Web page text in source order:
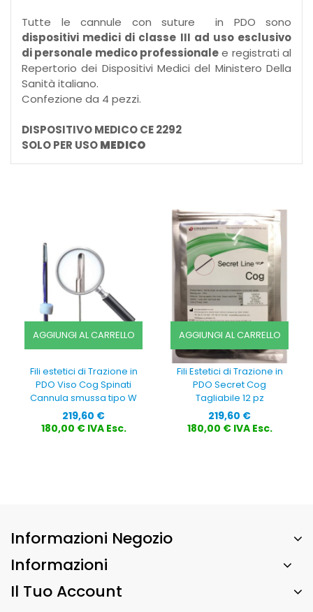
Tutte le cannule con suture in PDO sono
dispositivi medici di classe III ad uso esclusivo
di personale medico professionalee registrati al
Repertorio dei Dispositivi Medici del Ministero Della
Sanità italiano.
Confezione da 4 pezzi.
DISPOSITIVO MEDICO CE 2292
SOLO PER USOMEDICO
AGGIUNGI AL CARRELLO
Fili estetici di Trazione in
PDO Viso Cog Spinati
Cannula smussa tipo W
Prezzo
219,60 €
180,00 € IVA Esc.
AGGIUNGI AL CARRELLO
Fili Estetici di Trazione in
PDO Secret Cog
Tagliabile 12 pz
Prezzo
219,60 €
180,00 € IVA Esc.
Informazioni Negozio
Informazioni
Il Tuo Account